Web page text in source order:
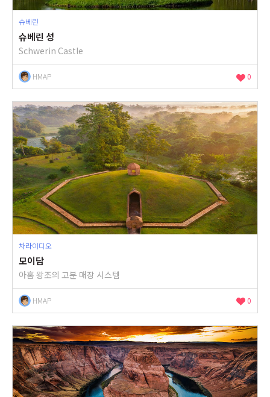
슈베린
슈베린 성
Schwerin Castle
HMAP 0
차라이디오
모이담
아홈 왕조의 고분 매장 시스템
HMAP 0